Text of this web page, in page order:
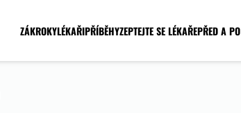
ZÁKROKYLÉKAŘIPŘÍBĚHYZEPTEJTE SE LÉKAŘEPŘED A PO